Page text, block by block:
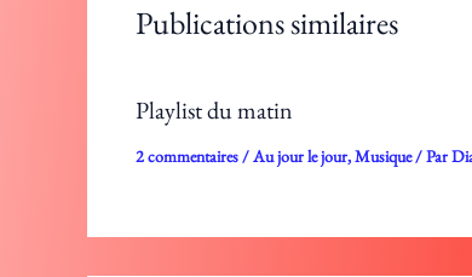
Publications similaires
Playlist du matin
2 commentaires/Au jour le jour,Musique/ Par